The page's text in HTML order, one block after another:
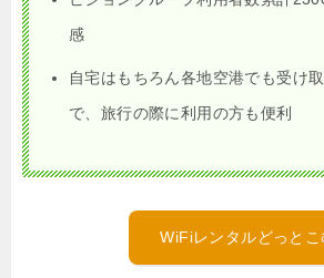
感
自宅はもちろん各地空港でも受け
で、旅行の際に利用の方も便利
WiFiレンタルどっとこ